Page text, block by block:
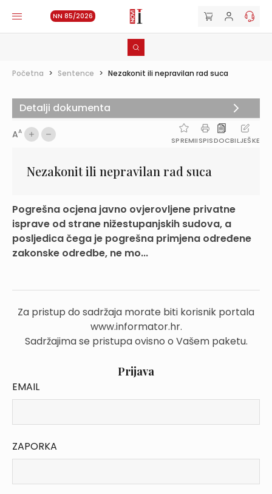
NN 85/2026
Početna > Sentence > Nezakonit ili nepravilan rad suca
AA
SPREMIISPISDOCBILJEŠKE
Nezakonit ili nepravilan rad suca
Pogrešna ocjena javno ovjerovljene privatne
isprave od strane nižestupanjskih sudova, a
posljedica čega je pogrešna primjena određene
zakonske odredbe, ne mo...
Za pristup do sadržaja morate biti korisnik portala
www.informator.hr.
Sadržajima se pristupa ovisno o Vašem paketu.
Prijava
EMAIL
ZAPORKA
Detalji dokumenta